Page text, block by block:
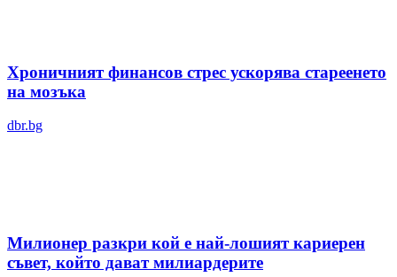
Хроничният финансов стрес ускорява стареенето
на мозъка
dbr.bg
Милионер разкри кой е най-лошият кариерен
съвет, който дават милиардерите